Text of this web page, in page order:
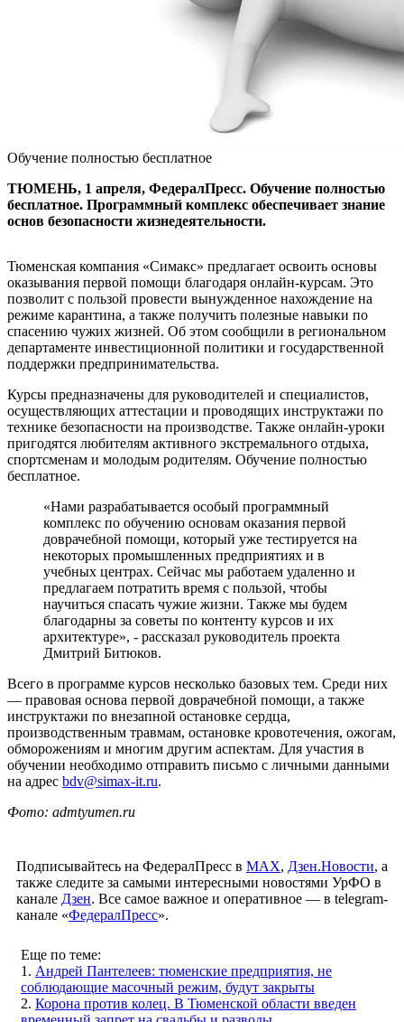
Обучение полностью бесплатное
ТЮМЕНЬ, 1 апреля, ФедералПресс. Обучение полностью
бесплатное. Программный комплекс обеспечивает знание
основ безопасности жизнедеятельности.
Тюменская компания «Симакс» предлагает освоить основы
оказывания первой помощи благодаря онлайн-курсам. Это
позволит с пользой провести вынужденное нахождение на
режиме карантина, а также получить полезные навыки по
спасению чужих жизней. Об этом сообщили в региональном
департаменте инвестиционной политики и государственной
поддержки предпринимательства.
Курсы предназначены для руководителей и специалистов,
осуществляющих аттестации и проводящих инструктажи по
технике безопасности на производстве. Также онлайн-уроки
пригодятся любителям активного экстремального отдыха,
спортсменам и молодым родителям. Обучение полностью
бесплатное.
«Нами разрабатывается особый программный
комплекс по обучению основам оказания первой
доврачебной помощи, который уже тестируется на
некоторых промышленных предприятиях и в
учебных центрах. Сейчас мы работаем удаленно и
предлагаем потратить время с пользой, чтобы
научиться спасать чужие жизни. Также мы будем
благодарны за советы по контенту курсов и их
архитектуре», - рассказал руководитель проекта
Дмитрий Битюков.
Всего в программе курсов несколько базовых тем. Среди них
— правовая основа первой доврачебной помощи, а также
инструктажи по внезапной остановке сердца,
производственным травмам, остановке кровотечения, ожогам,
обморожениям и многим другим аспектам. Для участия в
обучении необходимо отправить письмо с личными данными
на адрес bdv@simax-it.ru.
Фото: admtyumen.ru
Подписывайтесь на ФедералПресс в МАХ, Дзен.Новости, а
также следите за самыми интересными новостями УрФО в
канале Дзен. Все самое важное и оперативное — в telegram-
канале «ФедералПресс».
Еще по теме:
1. Андрей Пантелеев: тюменские предприятия, не
соблюдающие масочный режим, будут закрыты
2. Корона против колец. В Тюменской области введен